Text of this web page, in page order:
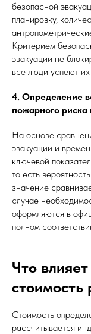
безопасной
планировку,
Критерием
эвакуации не
все люди успеют их
4. Определение
пожарного
На основе
эвакуации и
ключевой
то есть
значение
случае
оформляются в
полном
Что
стоимость
Стоимость
рассчитывается